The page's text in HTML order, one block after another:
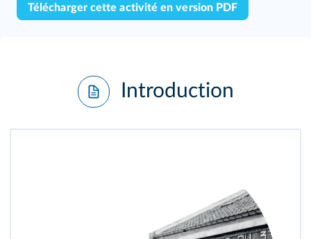
Télécharger cette activité en version PDF
Introduction